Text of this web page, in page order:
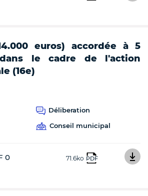
euros) accordée à 5
dans le cadre de l'action
(16e)
Déliberation
Conseil municipal
0 71.6ko PDF